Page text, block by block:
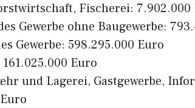
Fischerei: 7.902.000
Gewerbe ohne Baugewerbe:
Gewerbe: 598.295.000 Euro
Euro
und Lagerei, Gastgewerbe,